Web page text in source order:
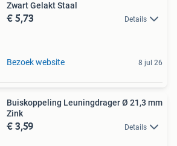
Zwart Gelakt Staal
€ 5,73 Details
Bezoek website 8 jul 26
Buiskoppeling Leuningdrager Ø 21,3 mm
Zink
€ 3,59 Details